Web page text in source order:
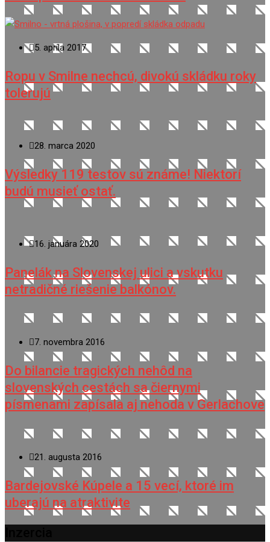
5. apríla 2017
Ropu v Smilne nechcú, divokú skládku roky
tolerujú
28. marca 2020
Výsledky 119 testov sú známe! Niektorí
budú musieť ostať.
16. januára 2020
Panelák na Slovenskej ulici a vskutku
netradičné riešenie balkónov.
7. novembra 2016
Do bilancie tragických nehôd na
slovenských cestách sa čiernymi
písmenami zapísala aj nehoda v Gerlachove
21. augusta 2016
Bardejovské Kúpele a 15 vecí, ktoré im
uberajú na atraktivite